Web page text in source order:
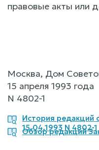
правовые акты или
Москва, Дом
15 апреля 1993 года
N 4802-1
История редакций
15.04.1993 N 4802-1
Обзор редакций